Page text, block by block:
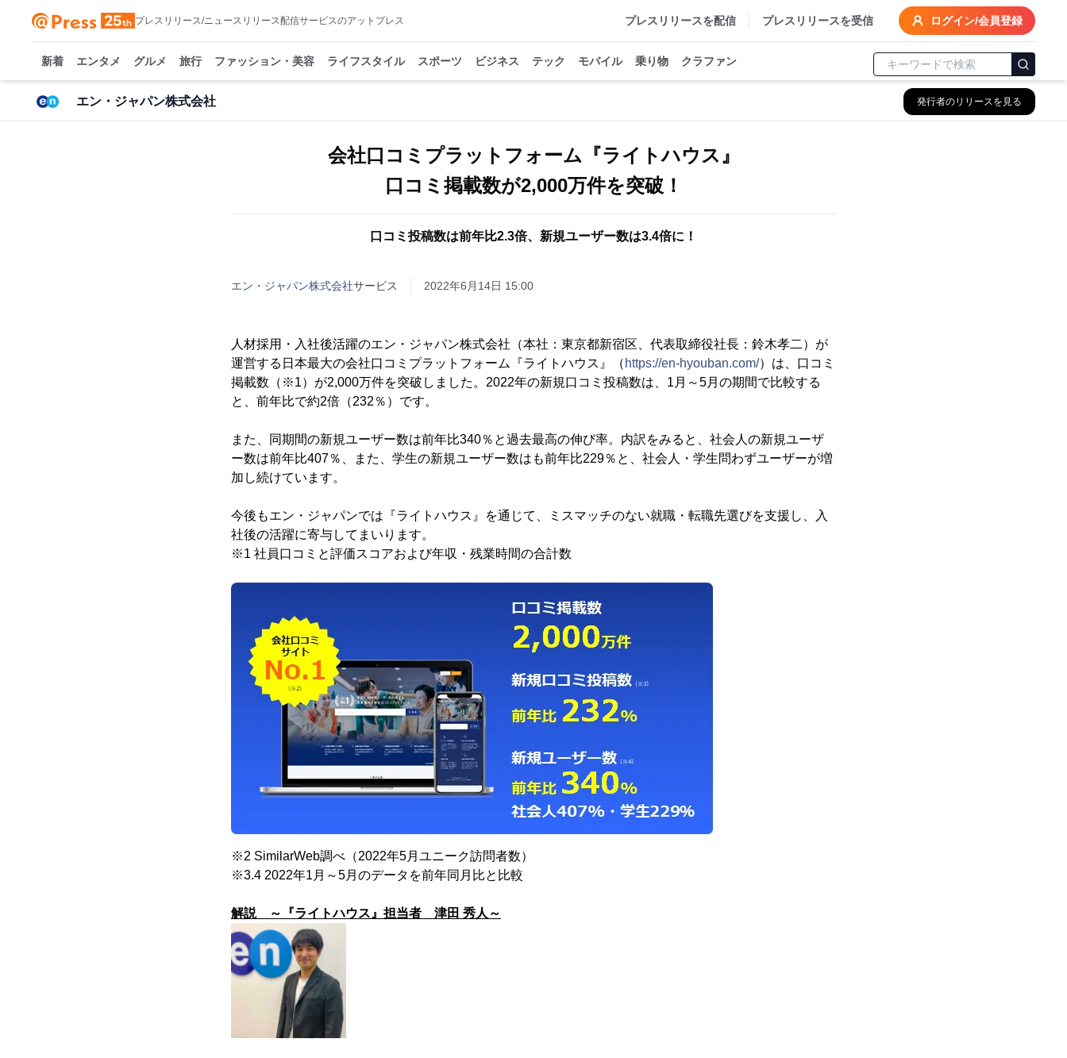
プレスリリース/ニュースリリース配信サービスのアットプレス プレスリリースを配信 プレスリリースを受信 ログイン/会員登録
新着 エンタメ グルメ 旅行 ファッション・美容 ライフスタイル スポーツ ビジネス テック モバイル 乗り物 クラファン
エン・ジャパン株式会社 発行者のリリースを見る
会社口コミプラットフォーム『ライトハウス』
口コミ掲載数が2,000万件を突破！
口コミ投稿数は前年比2.3倍、新規ユーザー数は3.4倍に！
エン・ジャパン株式会社サービス 2022年6月14日 15:00
人材採用・入社後活躍のエン・ジャパン株式会社（本社：東京都新宿区、代表取締役社長：鈴木孝二）が
運営する日本最大の会社口コミプラットフォーム『ライトハウス』（ https://en-hyouban.com/）は、口コミ
掲載数（※1）が2,000万件を突破しました。2022年の新規口コミ投稿数は、1月～5月の期間で比較する
と、前年比で約2倍（232％）です。
また、同期間の新規ユーザー数は前年比340％と過去最高の伸び率。内訳をみると、社会人の新規ユーザ
ー数は前年比407％、また、学生の新規ユーザー数はも前年比229％と、社会人・学生問わずユーザーが増
加し続けています。
今後もエン・ジャパンでは『ライトハウス』を通じて、ミスマッチのない就職・転職先選びを支援し、入
社後の活躍に寄与してまいります。
※1 社員口コミと評価スコアおよび年収・残業時間の合計数
※2 SimilarWeb調べ（2022年5月ユニーク訪問者数）
※3.4 2022年1月～5月のデータを前年同月比と比較
解説 ～『ライトハウス』担当者 津田 秀人～